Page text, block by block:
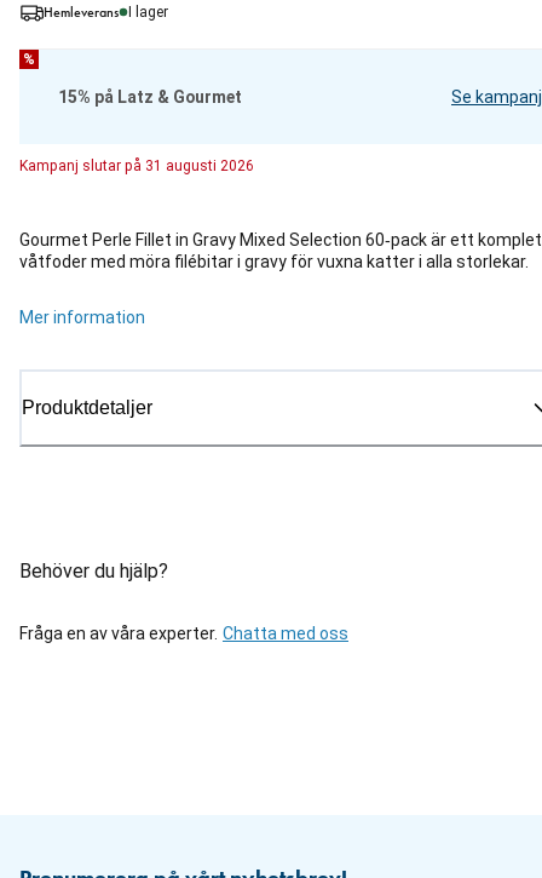
Hemleverans I lager
%
15% på Latz & Gourmet Se kampanj
Kampanj slutar på 31 augusti 2026
Gourmet Perle Fillet in Gravy Mixed Selection 60‑pack är ett
våtfoder med möra filébitar i gravy för vuxna katter i alla storlekar.
Mer information
Produktdetaljer
Behöver du hjälp?
Fråga en av våra experter. Chatta med oss